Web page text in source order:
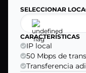
SELECCIONAR
CARACTERÍSTICAS
IP local
50 Mbps de
Transferencia